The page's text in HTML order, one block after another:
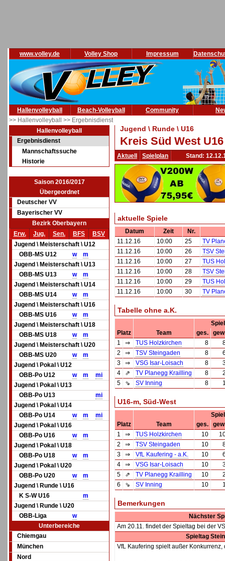
www.volley.de Volley Shop Impressum
Hallenvolleyball Beach-Volleyball Community
>> Hallenvolleyball >> Ergebnisdienst
Hallenvolleyball
Ergebnisdienst
Mannschaftssuche
Historie
Saison 2016/2017
Übergeordnet
Deutscher VV
Bayerischer VV
Bezirk Oberbayern
Erw.
Jug. Sen. BFS
BSV
Jugend \ Meisterschaft \ U12
OBB-MS U12
w
m
Jugend \ Meisterschaft \ U13
OBB-MS U13
w
m
Jugend \ Meisterschaft \ U14
OBB-MS U14
w
m
Jugend \ Meisterschaft \ U16
OBB-MS U16
w
m
Jugend \ Meisterschaft \ U18
OBB-MS U18
w
m
Jugend \ Meisterschaft \ U20
OBB-MS U20
w
m
Jugend \ Pokal \ U12
OBB-Po U12
w m
mi
Jugend \ Pokal \ U13
OBB-Po U13
mi
Jugend \ Pokal \ U14
OBB-Po U14
w m
mi
Jugend \ Pokal \ U16
OBB-Po U16
w
m
Jugend \ Pokal \ U18
OBB-Po U18
w
m
Jugend \ Pokal \ U20
OBB-Po U20
w
m
Jugend \ Runde \ U16
K S-W U16
m
Jugend \ Runde \ U20
OBB-Liga
w
Unterbereiche
Chiemgau
München
Nord
Jugend \ Runde \ U16
Kreis Süd West
Aktuell Spielplan Stand:
aktuelle Spiele
Datum Zeit
Nr.
11.12.16
10:00 25
TV
11.12.16
10:00 26
TSV
11.12.16
10:00 27
TUS
11.12.16
10:00 28
TSV
11.12.16
10:00 29
TUS
11.12.16
10:00 30 TV
Tabelle ohne a.K.
Platz
Team ges.
1
⇒ TUS Holzkirchen 8
2
⇒ TSV Steingaden 8
3
⇒ VSG Isar-Loisach 8
4
⇗ TV Planegg Krailling 8
5
⇘ SV Inning 8
U16-m, Süd-West
Platz
Team ges.
1
⇒ TUS Holzkirchen 10
2
⇒ TSV Steingaden 10
3
⇒ VfL Kaufering - a.K. 10
4
⇒ VSG Isar-Loisach 10
5
⇗ TV Planegg Krailling 10
6
⇘ SV Inning 10
Bemerkungen
Nächster
Am 20.11. findet der Spieltag bei der
Spieltag
VfL Kaufering spielt außer